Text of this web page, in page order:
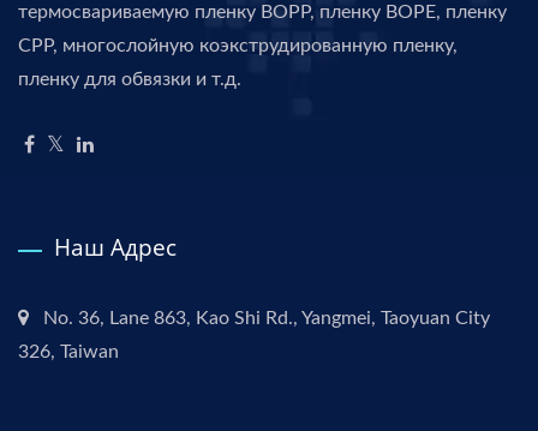
термосвариваемую пленку BOPP, пленку BOPE, пленку
CPP, многослойную коэкструдированную пленку,
пленку для обвязки и т.д.
Наш Адрес
No. 36, Lane 863, Kao Shi Rd., Yangmei, Taoyuan City
326, Taiwan